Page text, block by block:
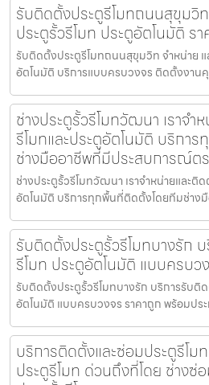
รับติดตั้งประตูรีโมทถนนสุขุมวิ
ประตูรั้วรีโมท ประตูอัตโนมัติ ร
รับติดตั้งประตูรีโมทถนนสุขุมวิท จำหน่าย แ
อัตโนมัติ บริการแบบครบวงจร ติดตั้งงาน
ช่างประตูรั้วรีโมทวัฒนา เราจำ
รีโมทและประตูอัตโนมัติ บริกา
ช่างมืออาชีพที่มีประสบการณ์ต
ช่างประตูรั้วรีโมทวัฒนา เราจำหน่ายและติ
อัตโนมัติ บริการทุกพื้นที่ติดตั้งโดยทีมช่าง
รับติดตั้งประตูรั้วรีโมทบางรัก
รีโมท ประตูอัตโนมัติ แบบครบว
รับติดตั้งประตูรั้วรีโมทบางรัก บริการรับติ
อัตโนมัติ แบบครบวงจร ราคาถูก พร้อมประ
บริการติดตั้งและซ่อมประตูรีโ
ประตูรีโมท ด่วนถึงที่โดย ช่างซ่